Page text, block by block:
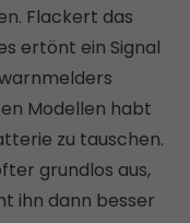
Flackert das
ertönt ein Signal
Modellen habt
zu tauschen.
grundlos aus,
ihn dann besser